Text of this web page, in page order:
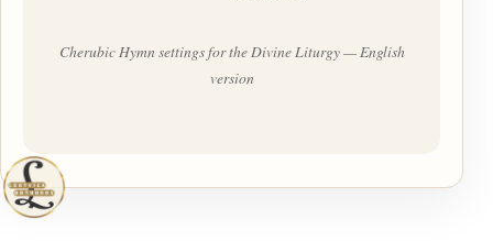
Cherubic Hymn settings for the Divine Liturgy — English
version